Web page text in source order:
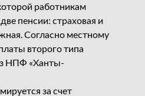
работникам
пенсии: страховая и
Согласно местному
второго типа
НПФ «Ханты-
за счет